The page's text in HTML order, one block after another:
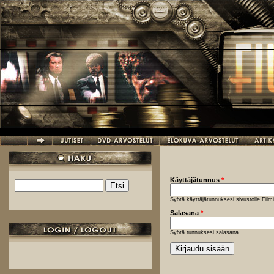
Hyppää pääsisältöön
Hakulomake
Käyttäjätunnus *
Syötä käyttäjätunnuksesi sivustolle
Salasana *
Syötä tunnuksesi salasana.